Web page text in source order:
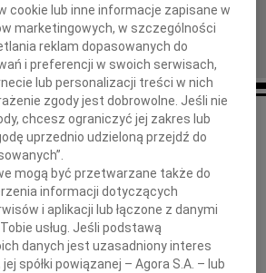
Najszczersze wyrazy głębokiego współczucia
Panu Prezesowi
Marianowi Koszałce
cookie lub inne informacje zapisane w
marketingowych, w szczególności
reklam dopasowanych do
i preferencji w swoich serwisach,
lub personalizacji treści w nich
zgody jest dobrowolne. Jeśli nie
chcesz ograniczyć jej zakres lub
uprzednio udzieloną przejdź do
mogą być przetwarzane także do
informacji dotyczących
i aplikacji lub łączone z danymi
usług. Jeśli podstawą
danych jest uzasadniony interes
spółki powiązanej – Agora S.A. – lub